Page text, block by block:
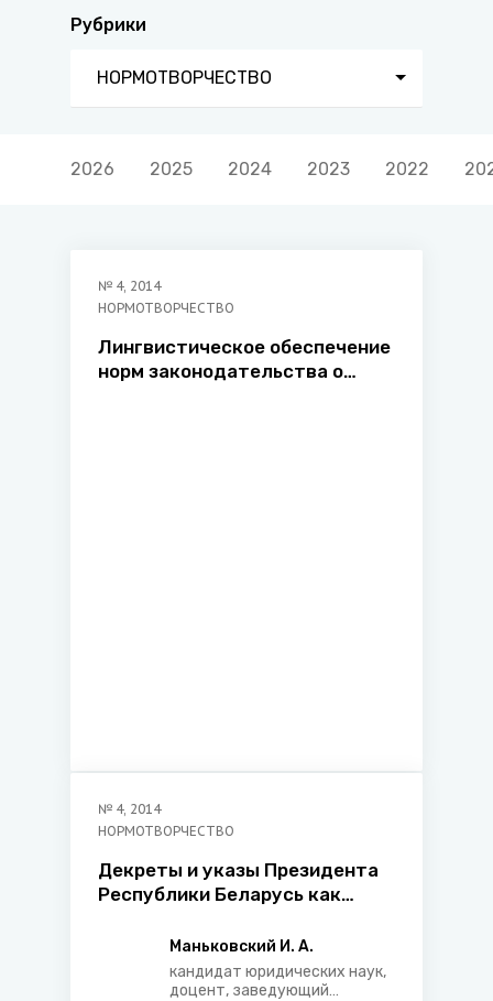
Рубрики
НОРМОТВОРЧЕСТВО
2026 2025 2024 2023 2022
№ 4, 2014
НОРМОТВОРЧЕСТВО
Лингвистическое обеспечение
норм законодательства о
№ 4, 2014
НОРМОТВОРЧЕСТВО
Декреты и указы Президента
Республики Беларусь как
оперативного регулирования
имущественных отношений
Маньковский И. А.
кандидат юридических наук,
доцент, заведующий